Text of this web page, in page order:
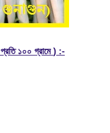
প্রতি ১০০ গ্রামে) :-